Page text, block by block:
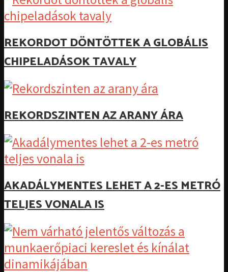
REKORDOT DÖNTÖTTEK A GLOBÁLIS
CHIPELADÁSOK TAVALY
REKORDSZINTEN AZ ARANY ÁRA
AKADÁLYMENTES LEHET A 2-ES METRÓ
TELJES VONALA IS